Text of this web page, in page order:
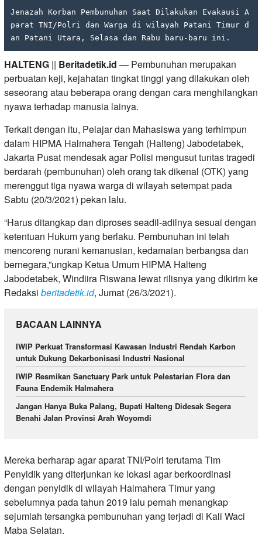
Jenazah Korban Pembunuhan Saat Dilakukan Evakausi A
parat TNI/Polri dan Warga di wilayah Patani Timur d
an Patani Utara, Selasa dan Rabu baru-baru ini.
HALTENG || Beritadetik.id — Pembunuhan merupakan
perbuatan keji, kejahatan tingkat tinggi yang dilakukan oleh
seseorang atau beberapa orang dengan cara menghilangkan
nyawa terhadap manusia lainya.
Terkait dengan itu, Pelajar dan Mahasiswa yang terhimpun
dalam HIPMA Halmahera Tengah (Halteng) Jabodetabek,
Jakarta Pusat mendesak agar Polisi mengusut tuntas tragedi
berdarah (pembunuhan) oleh orang tak dikenal (OTK) yang
merenggut tiga nyawa warga di wilayah setempat pada
Sabtu (20/3/2021) pekan lalu.
“Harus ditangkap dan diproses seadil-adilnya sesuai dengan
ketentuan Hukum yang berlaku. Pembunuhan ini telah
mencoreng nurani kemanusian, kedamaian berbangsa dan
bernegara,”ungkap Ketua Umum HIPMA Halteng
Jabodetabek, Windiira Riswana lewat rilisnya yang dikirim ke
Redaksi beritadetik.id, Jumat (26/3/2021).
BACAAN LAINNYA
IWIP Perkuat Transformasi Kawasan Industri Rendah Karbon
untuk Dukung Dekarbonisasi Industri Nasional
IWIP Resmikan Sanctuary Park untuk Pelestarian Flora dan
Fauna Endemik Halmahera
Jangan Hanya Buka Palang, Bupati Halteng Didesak Segera
Benahi Jalan Provinsi Arah Woyomdi
Mereka berharap agar aparat TNI/Polri terutama Tim
Penyidik yang diterjunkan ke lokasi agar berkoordinasi
dengan penyidik di wilayah Halmahera Timur yang
sebelumnya pada tahun 2019 lalu pernah menangkap
sejumlah tersangka pembunuhan yang terjadi di Kali Waci
Maba Selatan.